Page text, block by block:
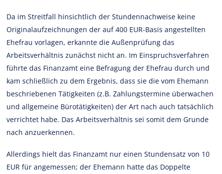
Da im Streitfall hinsichtlich der Stundennachweise keine
Originalaufzeichnungen der auf 400 EUR-Basis angestellten
Ehefrau vorlagen, erkannte die Außenprüfung das
Arbeitsverhältnis zunächst nicht an. Im Einspruchsverfahren
führte das Finanzamt eine Befragung der Ehefrau durch und
kam schließlich zu dem Ergebnis, dass sie die vom Ehemann
beschriebenen Tätigkeiten (z.B. Zahlungstermine überwachen
und allgemeine Bürotätigkeiten) der Art nach auch tatsächlich
verrichtet habe. Das Arbeitsverhältnis sei somit dem Grunde
nach anzuerkennen.
Allerdings hielt das Finanzamt nur einen Stundensatz von 10
EUR für angemessen; der Ehemann hatte das Doppelte